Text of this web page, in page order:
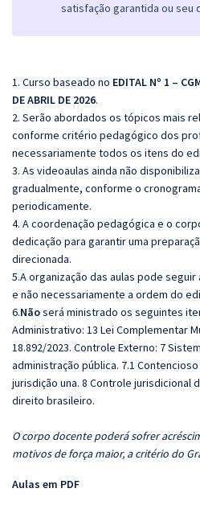
satisfação garantida ou seu
1. Curso baseado no EDITAL Nº 1 –
DE ABRIL DE 2026.
2. Serão abordados os tópicos mais
conforme critério pedagógico dos
necessariamente todos os itens do
3. As videoaulas ainda não
gradualmente, conforme o
periodicamente.
4. A coordenação pedagógica e o
dedicação para garantir uma
direcionada.
5.A organização das aulas pode
e não necessariamente a ordem do
6.Nãoserá ministrado os seguintes
Administrativo: 13 Lei Complementar
18.892/2023. Controle Externo: 7
administração pública. 7.1
jurisdição una. 8 Controle jurisdicional
direito brasileiro.
O corpo docente poderá sofrer
motivos de força maior, a critério do
Aulas em PDF